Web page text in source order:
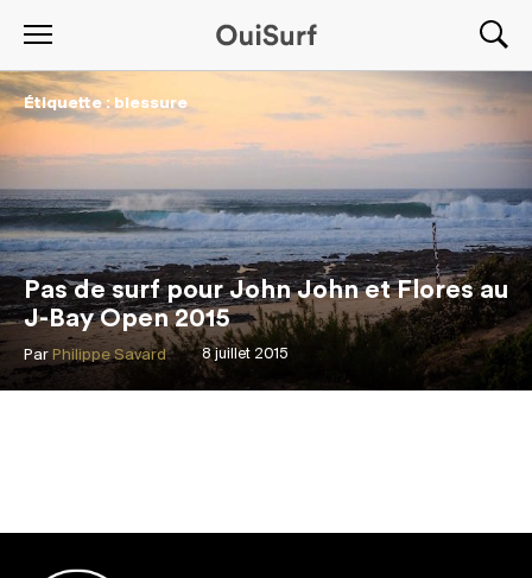
Étiquette : blessure
Pas de surf pour John John et Flores au
J-Bay Open 2015
8 juillet 2015
Par Philippe Savard